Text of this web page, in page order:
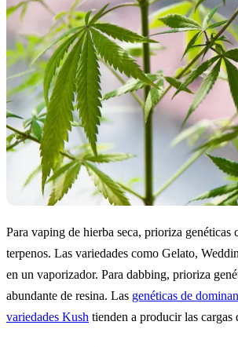
Para vaping de hierba seca, prioriza genéticas
terpenos. Las variedades como Gelato,
en un vaporizador. Para dabbing, prioriza
abundante de resina. Las genéticas de
variedades Kush tienden a producir las cargas